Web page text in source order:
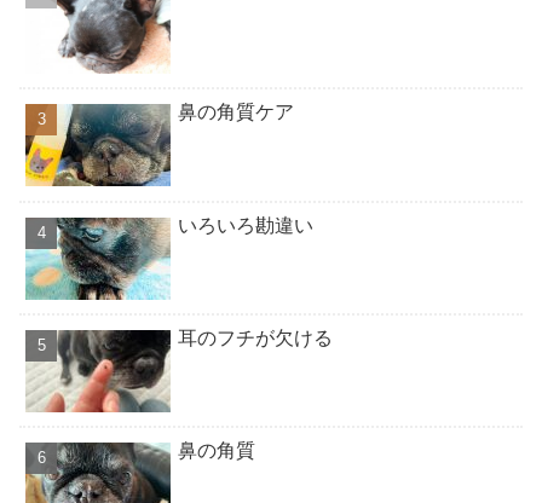
鼻の角質ケア
いろいろ勘違い
耳のフチが欠ける
鼻の角質